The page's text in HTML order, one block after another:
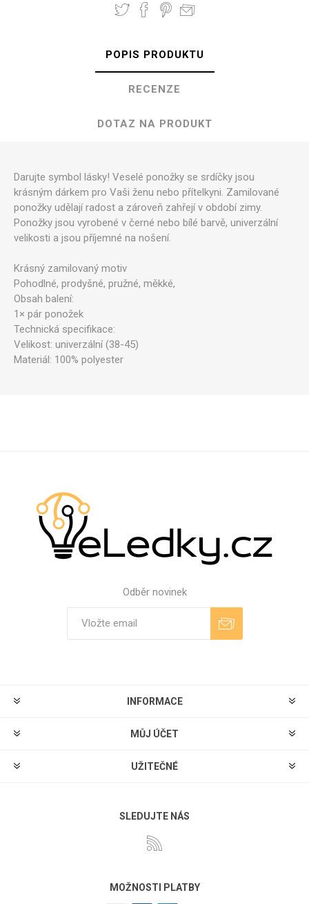
POPIS PRODUKTU
RECENZE
DOTAZ NA PRODUKT
Darujte symbol lásky! Veselé ponožky se srdíčky jsou
krásným dárkem pro Vaši ženu nebo přítelkyni. Zamilované
ponožky udělají radost a zároveň zahřejí v období zimy.
Ponožky jsou vyrobené v černé nebo bílé barvě, univerzální
velikosti a jsou příjemné na nošení.
Krásný zamilovaný motiv
Pohodlné, prodyšné, pružné, měkké,
Obsah balení:
1× pár ponožek
Technická specifikace:
Velikost: univerzální (38-45)
Materiál: 100% polyester
Odběr novinek
INFORMACE
MŮJ ÚČET
UŽITEČNÉ
SLEDUJTE NÁS
MOŽNOSTI PLATBY